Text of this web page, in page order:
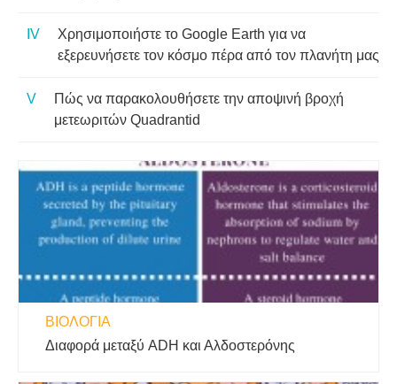
Χρησιμοποιήστε το Google Earth για να
εξερευνήσετε τον κόσμο πέρα ​​από τον πλανήτη μας
Πώς να παρακολουθήσετε την αποψινή βροχή
μετεωριτών Quadrantid
ΒΙΟΛΟΓΊΑ
Διαφορά μεταξύ ADH και Αλδοστερόνης